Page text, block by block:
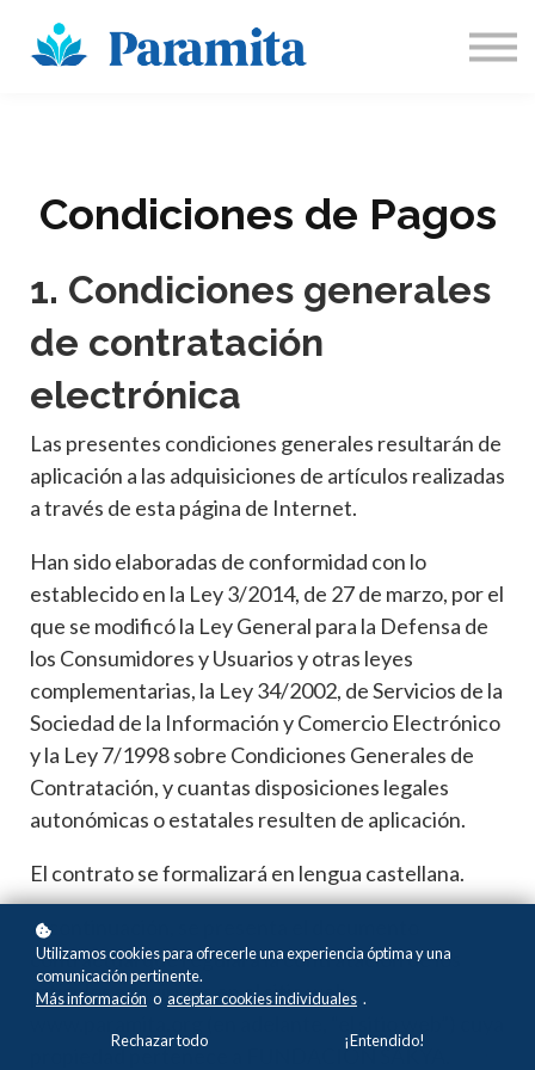
Sobre Nosotros
Participa
Condiciones de Pagos
1. Condiciones generales
de contratación
electrónica
Las presentes condiciones generales resultarán de
aplicación a las adquisiciones de artículos realizadas
a través de esta página de Internet.
Han sido elaboradas de conformidad con lo
establecido en la Ley 3/2014, de 27 de marzo, por el
que se modificó la Ley General para la Defensa de
los Consumidores y Usuarios y otras leyes
complementarias, la Ley 34/2002, de Servicios de la
Sociedad de la Información y Comercio Electrónico
y la Ley 7/1998 sobre Condiciones Generales de
Contratación, y cuantas disposiciones legales
autonómicas o estatales resulten de aplicación.
El contrato se formalizará en lengua castellana.
A continuación, se presenta el documento
contractual que regulará la contratación de los
artículos adquiridos en el sitio web
propiedad pertenece a FUNDACIÓN SAKYA.
Utilizamos cookies para ofrecerle una experiencia óptima y una
comunicación pertinente.
Más información o aceptar cookies individuales .
Rechazar todo ¡Entendido!